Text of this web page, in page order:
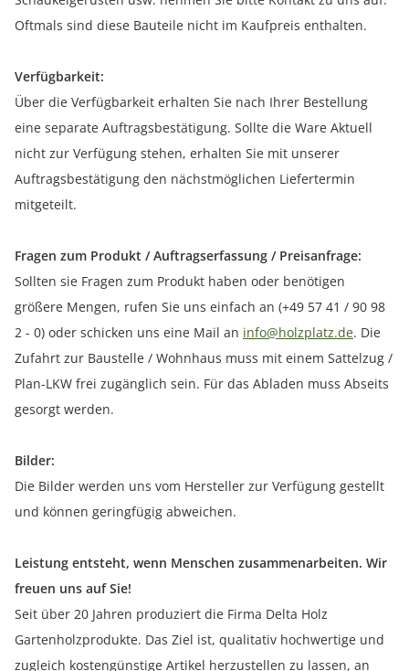
Oftmals sind diese Bauteile nicht im Kaufpreis enthalten.
Verfügbarkeit:
Über die Verfügbarkeit erhalten Sie nach Ihrer Bestellung
eine separate Auftragsbestätigung. Sollte die Ware Aktuell
nicht zur Verfügung stehen, erhalten Sie mit unserer
Auftragsbestätigung den nächstmöglichen Liefertermin
mitgeteilt.
Fragen zum Produkt / Auftragserfassung / Preisanfrage:
Sollten sie Fragen zum Produkt haben oder benötigen
größere Mengen, rufen Sie uns einfach an (+49 57 41 / 90 98
2 - 0) oder schicken uns eine Mail an info@holzplatz.de. Die
Zufahrt zur Baustelle / Wohnhaus muss mit einem Sattelzug /
Plan-LKW frei zugänglich sein. Für das Abladen muss Abseits
gesorgt werden.
Bilder:
Die Bilder werden uns vom Hersteller zur Verfügung gestellt
und können geringfügig abweichen.
Leistung entsteht, wenn Menschen zusammenarbeiten. Wir
freuen uns auf Sie!
Seit über 20 Jahren produziert die Firma Delta Holz
Gartenholzprodukte. Das Ziel ist, qualitativ hochwertige und
zugleich kostengünstige Artikel herzustellen zu lassen, an